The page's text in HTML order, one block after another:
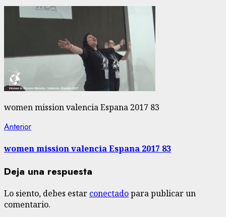
women mission valencia Espana 2017 83
Navegación
de
entradas
AnteriorEntrada
women mission valencia Espana 2017 83
Deja una respuesta
Lo siento, debes estar conectadopara publicar un
comentario.